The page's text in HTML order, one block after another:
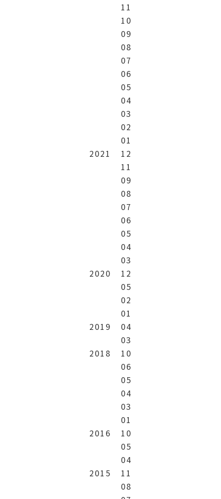
11
10
09
08
07
06
05
04
03
02
01
2021
12
11
09
08
07
06
05
04
03
2020
12
05
02
01
2019
04
03
2018
10
06
05
04
03
01
2016
10
05
04
2015
11
08